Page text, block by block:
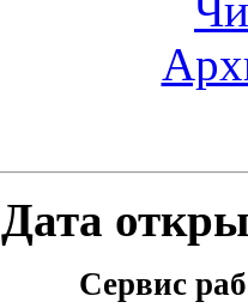
Дата
Сервис